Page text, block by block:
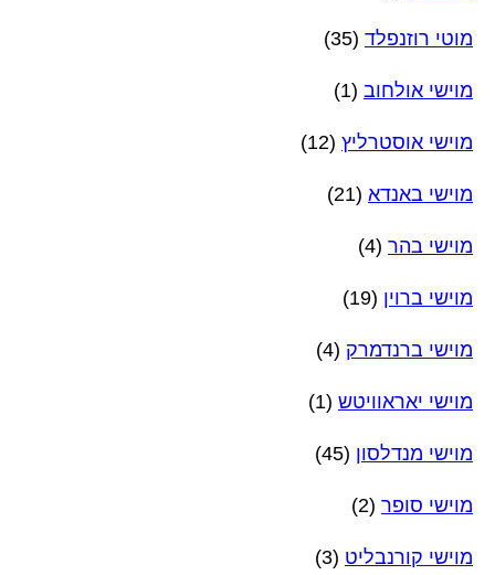
מוטי רוזנפלד (35)
מוישי אולחוב (1)
מוישי אוסטרליץ (12)
מוישי באנדא (21)
מוישי בהר (4)
מוישי ברוין (19)
מוישי ברנדמרק (4)
מוישי יאראוויטש (1)
מוישי מנדלסון (45)
מוישי סופר (2)
מוישי קורנבליט (3)